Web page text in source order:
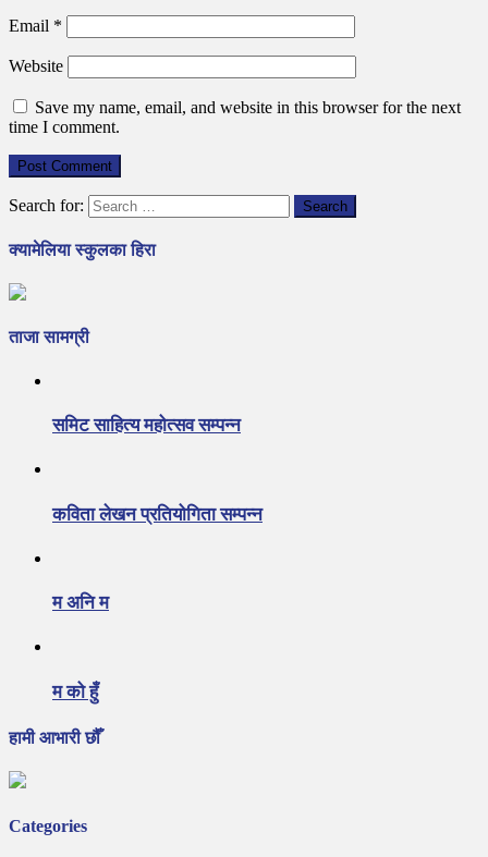
Email *
Website
Save my name, email, and website in this browser for the next
time I comment.
Search for:
क्यामेलिया स्कुलका हिरा
ताजा सामग्री
समिट साहित्य महोत्सव सम्पन्न
कविता लेखन प्रतियोगिता सम्पन्न
म अनि म
म को हुँ
हामी आभारी छौँ
Categories